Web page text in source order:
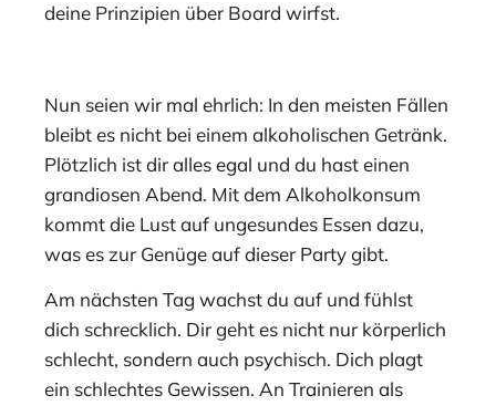
deine Prinzipien über Board wirfst.
Nun seien wir mal ehrlich: In den meisten Fällen
bleibt es nicht bei einem alkoholischen Getränk.
Plötzlich ist dir alles egal und du hast einen
grandiosen Abend. Mit dem Alkoholkonsum
kommt die Lust auf ungesundes Essen dazu,
was es zur Genüge auf dieser Party gibt.
Am nächsten Tag wachst du auf und fühlst
dich schrecklich. Dir geht es nicht nur körperlich
schlecht, sondern auch psychisch. Dich plagt
ein schlechtes Gewissen. An Trainieren als